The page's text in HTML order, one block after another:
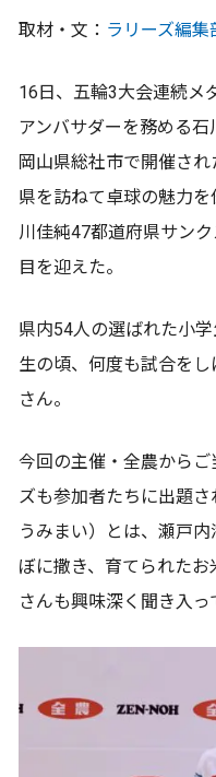
取材・文： ラリーズ編集
16日、五輪3大会連続メ
アンバサダーを務める石
岡山県総社市で開催さ
県を訪ねて卓球の魅力
川佳純47都道府県サン
目を迎えた。
県内54人の選ばれた小
生の頃、何度も試合を
さん。
今回の主催・全農から
ズも参加者たちに出題
うみまい）とは、瀬戸
ぼに撒き、育てられた
さんも興味深く聞き入っ